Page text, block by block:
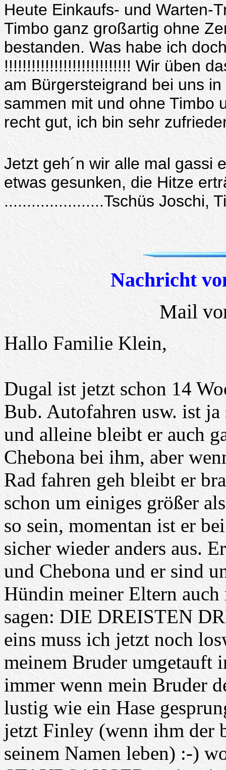
Heute Einkaufs- und Warten-
Timbo ganz großartig ohne
bestanden. Was habe ich
!!!!!!!!!!!!!!!!!!!!!!!!!!!! Wir üben
am Bürgersteigrand bei uns
sammen mit und ohne Timbo
recht gut, ich bin sehr
Jetzt geh´n wir alle mal gassi
etwas gesunken, die Hitze
......................Tschüs Joschi,
Nachricht
Mail
Hallo Familie Klein,
Dugal ist jetzt schon 14
Bub. Autofahren usw. ist
und alleine bleibt er auch
Chebona bei ihm, aber
Rad fahren geh bleibt er
schon um einiges größer
so sein, momentan ist er
sicher wieder anders aus.
und Chebona und er sind
Hündin meiner Eltern
sagen: DIE DREISTEN
eins muss ich jetzt noch
meinem Bruder umgetauft
immer wenn mein Bruder
lustig wie ein Hase
jetzt Finley (wenn ihm der
seinem Namen leben) :-)